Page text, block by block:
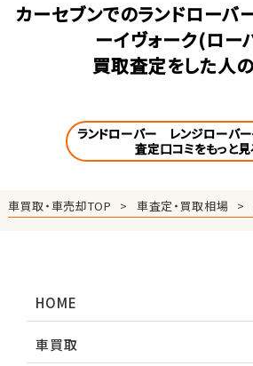
カーセブンでのランドロー
ーイヴォーク(ロー
買取査定をした人
ランドローバー レンジローバー
査定口コミをもっと見
車買取・車売却TOP 車査定・買取相場
HOME
車買取